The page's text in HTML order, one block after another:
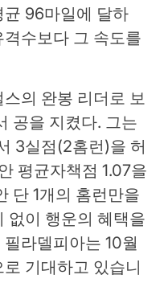
균 96마일에 달하
수보다 그 속도를
의 완봉 리더로 보
공을 지켰다. 그는
3실점(2홈런)을 허
평균자책점 1.07을
단 1개의 홈런만을
없이 행운의 혜택을
라델피아는 10월
기대하고 있습니